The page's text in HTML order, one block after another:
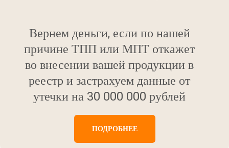
Вернем деньги, если по нашей
причине ТПП или МПТ откажет
во внесении вашей продукции в
реестр и застрахуем данные от
утечки на 30 000 000 рублей
ПОДРОБНЕЕ